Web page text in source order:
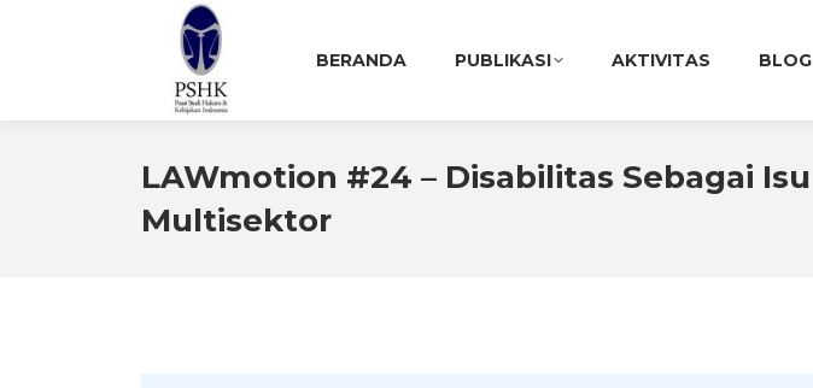
BERANDA PUBLIKASI AKTIVITAS BLOG
LAWmotion #24 – Disabilitas Sebagai Isu
Multisektor